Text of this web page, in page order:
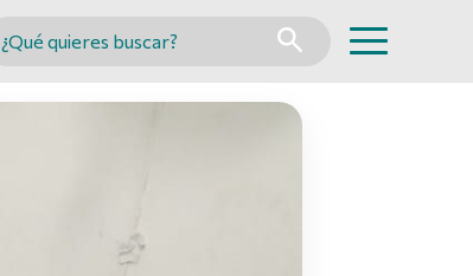
Buscar en MINCYT